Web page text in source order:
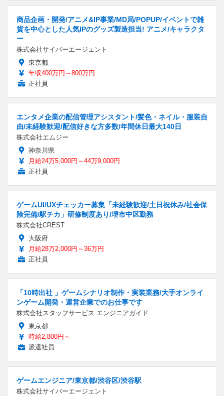
商品企画・開発/アニメ&IP事業/MD局/POPUP/イベントで雑
貨を中心とした人気IPのグッズ製造担当! アニメ/キャラクタ
ー
株式会社サイバーエージェント
東京都
年収400万円～800万円
正社員
エンタメ企業の配信管理アシスタント/髪色・ネイル・服装自
由/未経験歓迎/配信好きな方多数/年間休日最大140日
株式会社エムジー
神奈川県
月給24万5,000円～44万9,000円
正社員
ゲームUI/UXチェッカー募集「未経験歓迎/土日祝休み/社会保
険完備/駅チカ」研修制度あり/堺市中区勤務
株式会社CREST
大阪府
月給28万2,000円～36万円
正社員
「10時出社 」ゲームシナリオ制作・実装業務/大手オンライ
ンゲーム開発・運営企業でのお仕事です
株式会社スタッフサービス エンジニアガイド
東京都
時給2,800円～
派遣社員
ゲームエンジニア/東京都/渋谷区/渋谷駅
株式会社サイバーエージェント